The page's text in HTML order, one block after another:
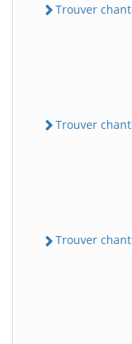
Trouver
Trouver
Trouver